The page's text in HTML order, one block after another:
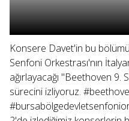
Konsere Davet'in bu
Senfoni Orkestrası'nın
ağırlayacağı "Beethoven 9.
sürecini izliyoruz.